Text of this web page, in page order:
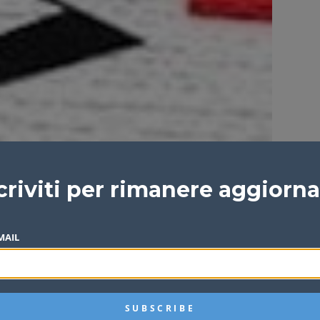
per rimanere